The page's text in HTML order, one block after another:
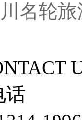
名轮
话